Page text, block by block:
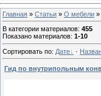
Главная » Статьи » О мебели »
В категории материалов: 455
Показано материалов: 1-10
Сортировать по: Дате ·
Гид по внутрипольным